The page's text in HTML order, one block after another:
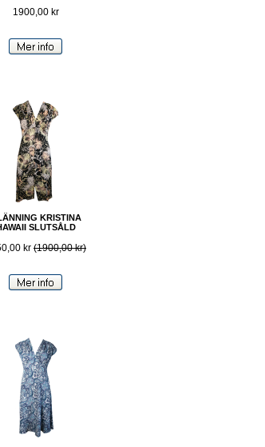
1900,00 kr
KRISTINA
SLUTSÅLD
kr (1900,00 kr)